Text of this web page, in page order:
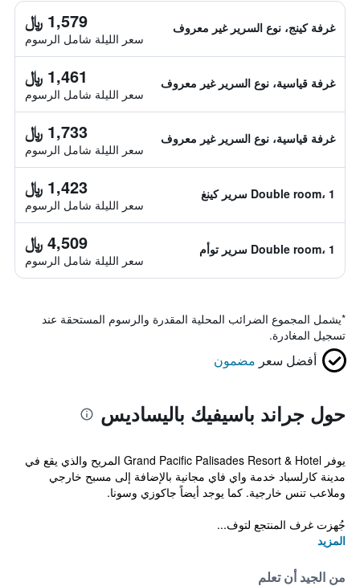
غرفة كينج، نوع السرير غير معروف 1,579 ﷼
سعر الليلة شامل الرسوم
غرفة قياسية، نوع السرير غير معروف 1,461 ﷼
سعر الليلة شامل الرسوم
غرفة قياسية، نوع السرير غير معروف 1,733 ﷼
سعر الليلة شامل الرسوم
Double room، 1 سرير كينغ 1,423 ﷼
سعر الليلة شامل الرسوم
Double room، 1 سرير توأم 4,509 ﷼
سعر الليلة شامل الرسوم
*يشمل المجموع الضرائب المحلية المقدرة والرسوم المستحقة عند
تسجيل المغادرة.
أفضل سعر مضمون
حول جراند باسيفيك باليساديس
يوفر Grand Pacific Palisades Resort & Hotel المريح والذي يقع في
مدينة كارلسباد خدمة واي فاي مجانية بالإضافة إلى مسبح خارجي
وملاعب تنس خارجية. كما يوجد أيضاً جاكوزي وسونا.
جُهزت غرف المنتجع لتوف...
المزيد
من الجيد أن تعلم